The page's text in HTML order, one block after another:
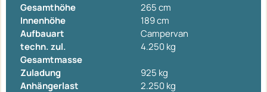
Gesamthöhe
265 cm
Innenhöhe
189 cm
Aufbauart
Campervan
techn. zul.
Gesamtmasse
4.250 kg
Zuladung
925 kg
Anhängerlast
2.250 kg